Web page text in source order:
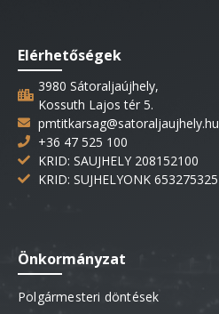
Elérhetőségek
3980 Sátoraljaújhely,
Kossuth Lajos tér 5.
pmtitkarsag@satoraljaujhely.hu
+36 47 525 100
KRID: SAUJHELY 208152100
KRID: SUJHELYONK 653275325
Önkormányzat
Polgármesteri döntések